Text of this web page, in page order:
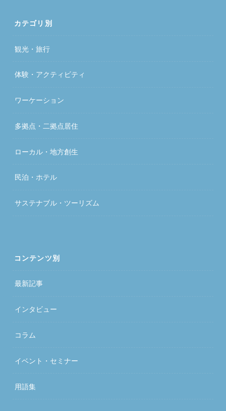
カテゴリ別
観光・旅行
体験・アクティビティ
ワーケーション
多拠点・二拠点居住
ローカル・地方創生
民泊・ホテル
サステナブル・ツーリズム
コンテンツ別
最新記事
インタビュー
コラム
イベント・セミナー
用語集